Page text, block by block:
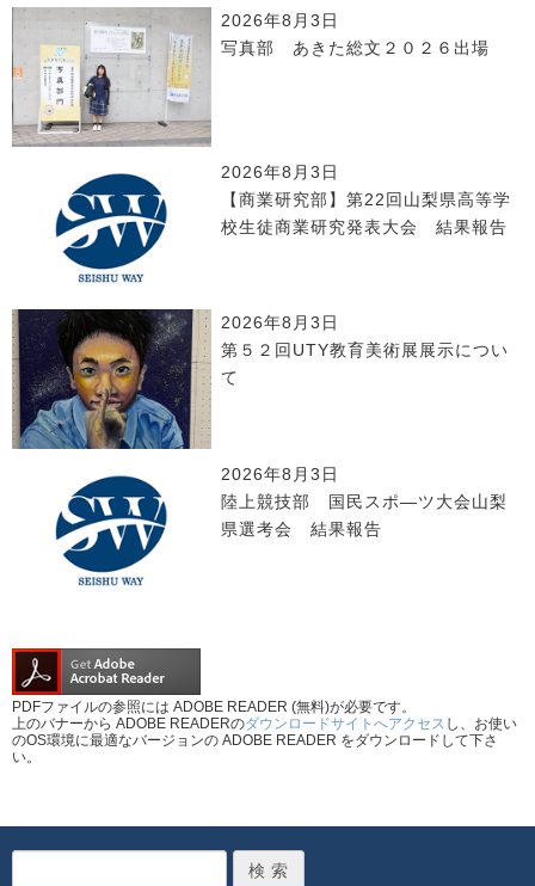
2026年8月3日
写真部 あきた総文２０２６出場
2026年8月3日
【商業研究部】第22回山梨県高等学
校生徒商業研究発表大会 結果報告
2026年8月3日
第５２回UTY教育美術展展示につい
て
2026年8月3日
陸上競技部 国民スポ―ツ大会山梨
県選考会 結果報告
PDFファイルの参照には ADOBE READER (無料)が必要です。
上のバナーから ADOBE READERのダウンロードサイトへアクセス し、お使い
のOS環境に最適なバージョンの ADOBE READER をダウンロードして下さ
い。